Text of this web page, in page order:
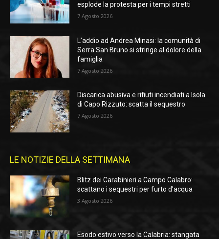
esplode la protesta per i tempi stretti
7 Agosto 2026
L’addio ad Andrea Minasi: la comunità di
Serra San Bruno si stringe al dolore della
famiglia
7 Agosto 2026
Discarica abusiva e rifiuti incendiati a Isola
di Capo Rizzuto: scatta il sequestro
7 Agosto 2026
LE NOTIZIE DELLA SETTIMANA
Blitz dei Carabinieri a Campo Calabro:
scattano i sequestri per furto d’acqua
3 Agosto 2026
Esodo estivo verso la Calabria: stangata